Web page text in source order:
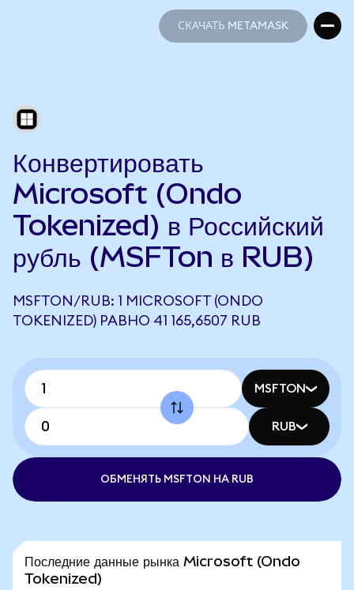
СКАЧАТЬ METAMASK
Конвертировать
Microsoft (Ondo
Tokenized) в Российский
рубль (MSFTon в RUB)
MSFTON/RUB: 1 MICROSOFT (ONDO
TOKENIZED) РАВНО 41 165,6507 RUB
MSFTON
RUB
ОБМЕНЯТЬ MSFTON НА RUB
Последние данные рынка Microsoft (Ondo
Tokenized)